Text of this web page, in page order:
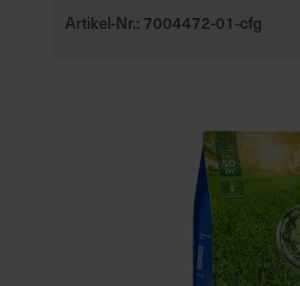
Artikel-Nr.: 7004472-01-cfg